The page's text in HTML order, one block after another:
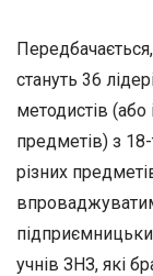
стануть 36
методистів (або
предметів) з
різних
учнів ЗНЗ, які